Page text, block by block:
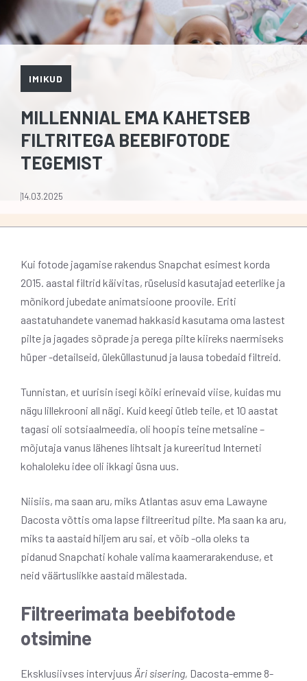
IMIKUD
MILLENNIAL EMA KAHETSEB
FILTRITEGA BEEBIFOTODE
TEGEMIST
14.03.2025
Kui fotode jagamise rakendus Snapchat esimest korda
2015. aastal filtrid käivitas, rüselusid kasutajad eeterlike ja
mõnikord jubedate animatsioone proovile. Eriti
aastatuhandete vanemad hakkasid kasutama oma lastest
pilte ja jagades sõprade ja perega pilte kiireks naermiseks
hüper -detailseid, üleküllastunud ja lausa tobedaid filtreid.
Tunnistan, et uurisin isegi kõiki erinevaid viise, kuidas mu
nägu lillekrooni all nägi. Kuid keegi ütleb teile, et 10 aastat
tagasi oli sotsiaalmeedia, oli hoopis teine ​​metsaline –
mõjutaja vanus lähenes lihtsalt ja kureeritud Interneti
kohaloleku idee oli ikkagi üsna uus.
Niisiis, ma saan aru, miks Atlantas asuv ema Lawayne
Dacosta võttis oma lapse filtreeritud pilte. Ma saan ka aru,
miks ta aastaid hiljem aru sai, et võib -olla oleks ta
pidanud Snapchati kohale valima kaamerarakenduse, et
neid väärtuslikke aastaid mälestada.
Filtreerimata beebifotode
otsimine
Eksklusiivses intervjuus Äri sisering, Dacosta-emme 8-